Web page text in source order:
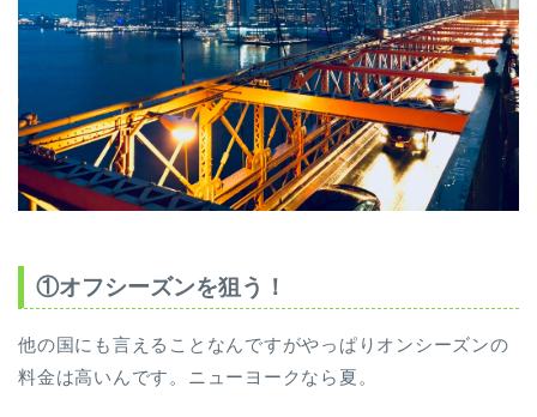
①オフシーズンを狙う！
他の国にも言えることなんですがやっぱりオンシーズンの
料金は高いんです。ニューヨークなら夏。